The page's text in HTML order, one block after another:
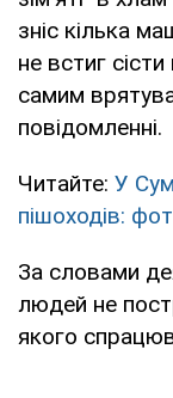
зніс кілька
не встиг
самим
повідомленні.
Читайте: У
пішоходів:
За словами
людей не
якого